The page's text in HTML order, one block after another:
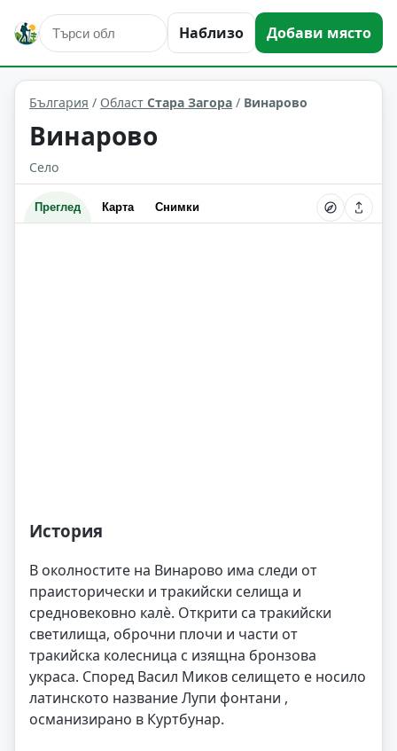
Наблизо Добави място
Винарово Област: Стара Загора
България / Област Стара Загора / Винарово
Винарово
Село
Преглед Карта Снимки
История
В околностите на Винарово има следи от
праисторически и тракийски селища и
средновековно калè. Открити са тракийски
светилища, оброчни плочи и части от
тракийска колесница с изящна бронзова
украса. Според Васил Миков селището е носило
латинското название Лупи фонтани ,
османизирано в Куртбунар.